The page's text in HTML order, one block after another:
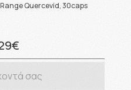
Quercevid, 30caps
σας